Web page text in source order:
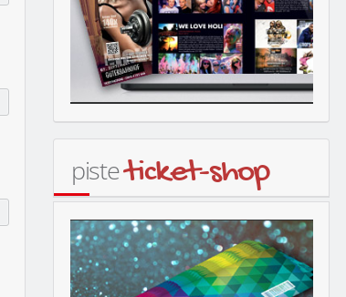
pisteticket-shop